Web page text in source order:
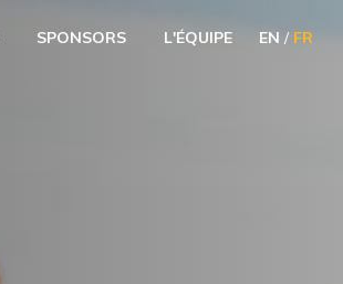
SPONSORS L'ÉQUIPE EN / FR